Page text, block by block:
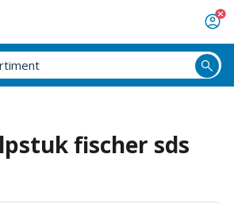
fischer sds